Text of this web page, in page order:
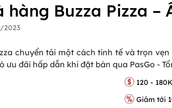
hàng Buzza Pizza –
2023
chuyển tải một cách tinh tế và trọn
ưu đãi hấp dẫn khi đặt bàn qua PasGo -
120 -
Giảm tới